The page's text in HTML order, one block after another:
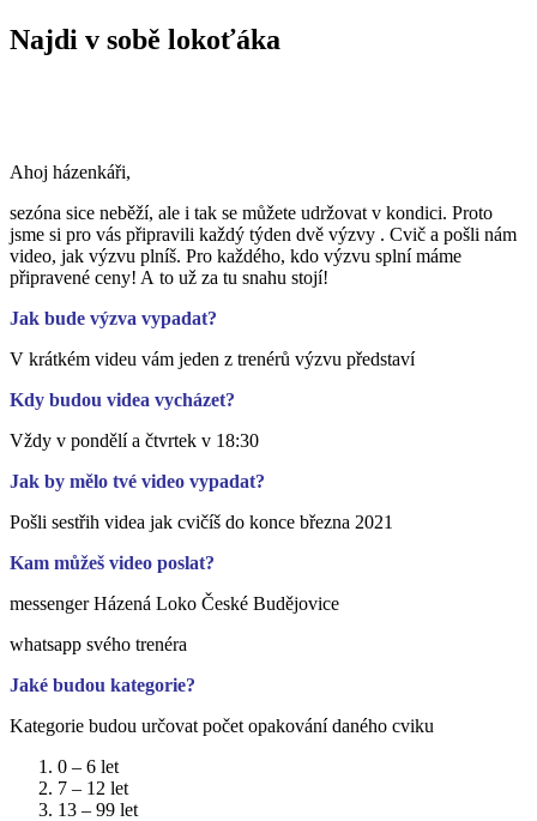
Najdi v sobě lokoťáka
Ahoj házenkáři,
sezóna sice neběží, ale i tak se můžete udržovat v kondici. Proto
jsme si pro vás připravili každý týden dvě výzvy . Cvič a pošli nám
video, jak výzvu plníš. Pro každého, kdo výzvu splní máme
připravené ceny! A to už za tu snahu stojí!
Jak bude výzva vypadat?
V krátkém videu vám jeden z trenérů výzvu představí
Kdy budou videa vycházet?
Vždy v pondělí a čtvrtek v 18:30
Jak by mělo tvé video vypadat?
Pošli sestřih videa jak cvičíš do konce března 2021
Kam můžeš video poslat?
messenger Házená Loko České Budějovice
whatsapp svého trenéra
Jaké budou kategorie?
Kategorie budou určovat počet opakování daného cviku
0 – 6 let
7 – 12 let
13 – 99 let